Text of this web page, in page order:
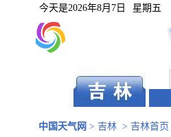
今天是2026年8月7日 星期五
中国天气网 > 吉林 > 吉林首页